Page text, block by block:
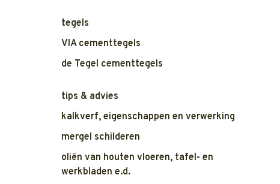
tegels
VIA cementtegels
de Tegel cementtegels
tips & advies
kalkverf, eigenschappen en verwerking
mergel schilderen
oliën van houten vloeren, tafel- en
werkbladen e.d.